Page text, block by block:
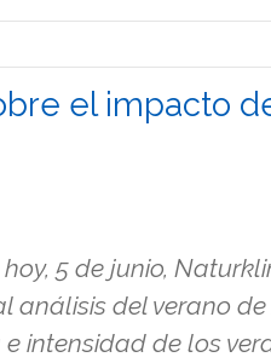
el impacto
5 de junio,
análisis del verano de
intensidad de los